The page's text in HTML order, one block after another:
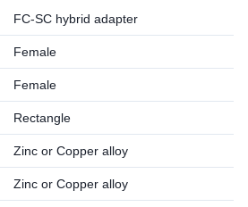
FC-SC hybrid adapter
Female
Female
Rectangle
Zinc or Copper alloy
Zinc or Copper alloy